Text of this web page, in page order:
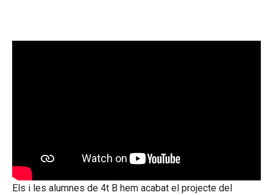
Els i les alumnes de 4t B hem acabat el projecte del